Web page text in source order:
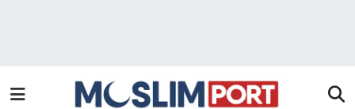
Haberler
Röportaj Haber